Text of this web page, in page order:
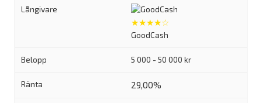
★★★★☆
GoodCash
5 000 - 50 000 kr
29,00%